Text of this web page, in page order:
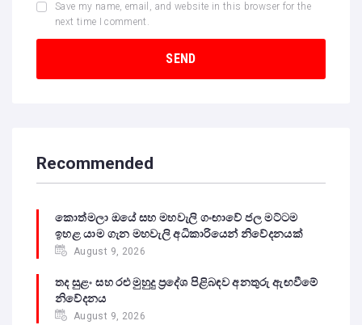
Save my name, email, and website in this browser for the
next time I comment.
Recommended
කොත්මලා ඔයේ සහ මහවැලි ගංඟාවේ ජල මට්ටම
ඉහළ යාම ගැන මහවැලි අධිකාරියෙන් නිවේදනයක්
August 9, 2026
තද සුළං සහ රළු මුහුදු ප්‍රදේශ පිළිබඳව අනතුරු ඇඟවීමේ
නිවේදනය
August 9, 2026